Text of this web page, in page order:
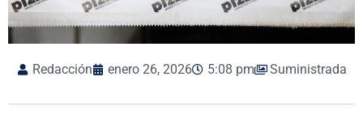
Redacción enero 26, 2026 5:08 pm Suministrada